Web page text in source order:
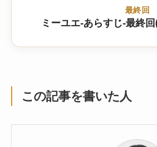
最終回
ミーユエ-あらすじ-最終
この記事を書いた人